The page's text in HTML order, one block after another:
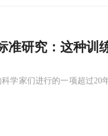
准研究：这种训
学家们进行的一项超过20